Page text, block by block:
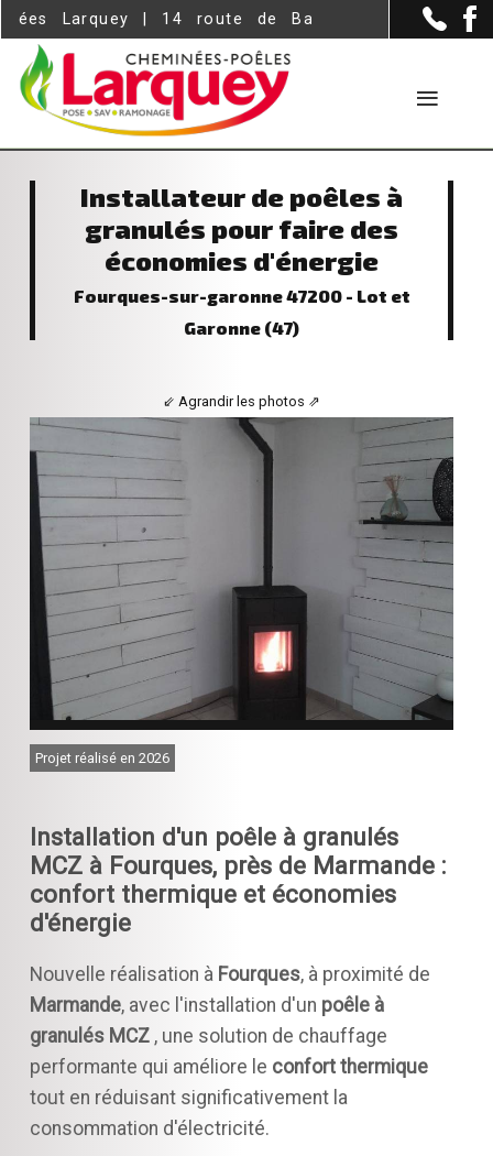
| 14 route de Bazas, ZI dumes - Langon
Installateur de poêles à
granulés pour faire des
économies d'énergie
Fourques-sur-garonne 47200 - Lot et
Garonne (47)
⇙ Agrandir les photos ⇗
Projet réalisé en 2026
Installation d'un poêle à granulés
MCZ à Fourques, près de Marmande :
confort thermique et économies
d'énergie
Nouvelle réalisation à Fourques, à proximité de
Marmande, avec l'installation d'un poêle à
granulés MCZ, une solution de chauffage
performante qui améliore le confort thermique
tout en réduisant significativement la
consommation d'électricité.
Panneau de gestion des cookies